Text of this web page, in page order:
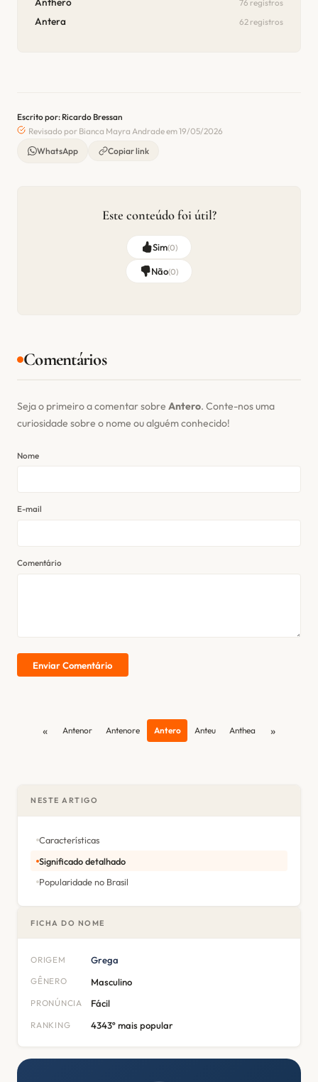
76 registros
Antera 62 registros
Escrito por: Ricardo Bressan
Revisado por Bianca Mayra Andrade em 19/05/2026
WhatsApp
Copiar link
Este conteúdo foi útil?
Sim(0)
Não(0)
Comentários
Seja o primeiro a comentar sobre Antero. Conte-nos uma
curiosidade sobre o nome ou alguém conhecido!
Nome
E-mail
Comentário
Enviar Comentário
« Antenor Antenore Antero Anteu Anthea »
NESTE ARTIGO
Características
Significado detalhado
Popularidade no Brasil
FICHA DO NOME
ORIGEM Grega
GÊNERO Masculino
PRONÚNCIA Fácil
RANKING 4343º mais popular